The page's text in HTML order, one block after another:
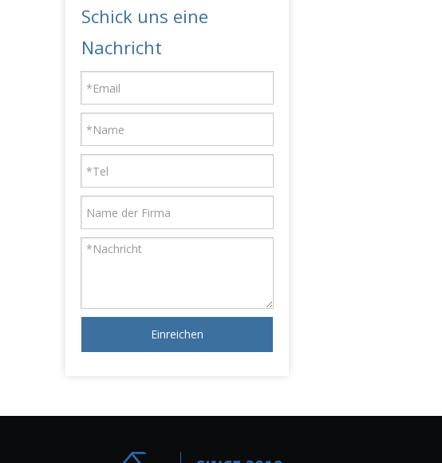
Schick uns eine
Nachricht
Einreichen